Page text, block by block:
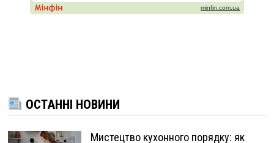
ОСТАННІ НОВИНИ
Мистецтво кухонного порядку: як